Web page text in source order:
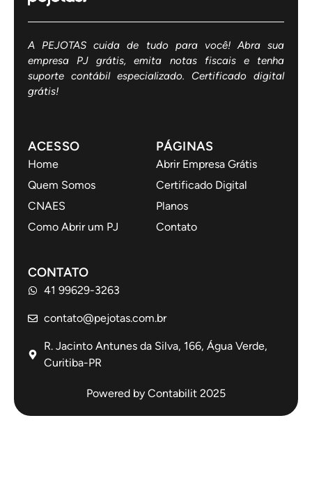
A PEJOTAS cuida de tudo para você! Abra sua
empresa PJ grátis, emita notas fiscais e tenha
suporte contábil especializado. Certificado digital
grátis!
ACESSO
Home
Quem Somos
CNAES
Como Abrir um PJ
PÁGINAS
Abrir Empresa Grátis
Certificado Digital
Planos
Contato
CONTATO
41 99629-3263
contato@pejotas.com.br
R. Jacinto Antunes da Silva, 166, Água Verde,
Curitiba-PR
Powered by Contabilit 2025